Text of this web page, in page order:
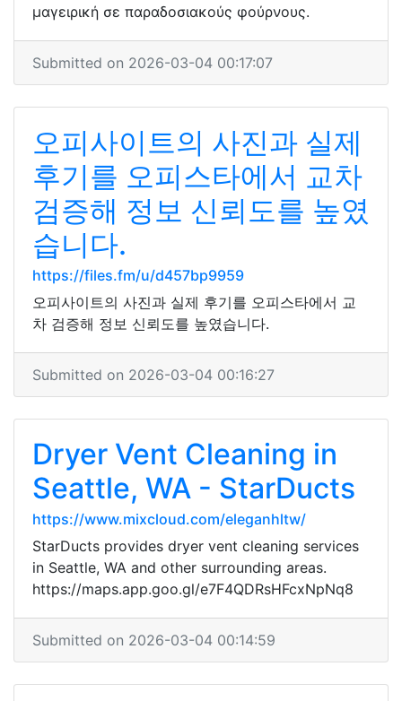
μαγειρική σε παραδοσιακούς φούρνους.
Submitted on 2026-03-04 00:17:07
오피사이트의 사진과 실제
후기를 오피스타에서 교차
검증해 정보 신뢰도를 높였
습니다.
https://files.fm/u/d457bp9959
오피사이트의 사진과 실제 후기를 오피스타에서 교
차 검증해 정보 신뢰도를 높였습니다.
Submitted on 2026-03-04 00:16:27
Dryer Vent Cleaning in
Seattle, WA - StarDucts
https://www.mixcloud.com/eleganhltw/
StarDucts provides dryer vent cleaning services
in Seattle, WA and other surrounding areas.
https://maps.app.goo.gl/e7F4QDRsHFcxNpNq8
Submitted on 2026-03-04 00:14:59